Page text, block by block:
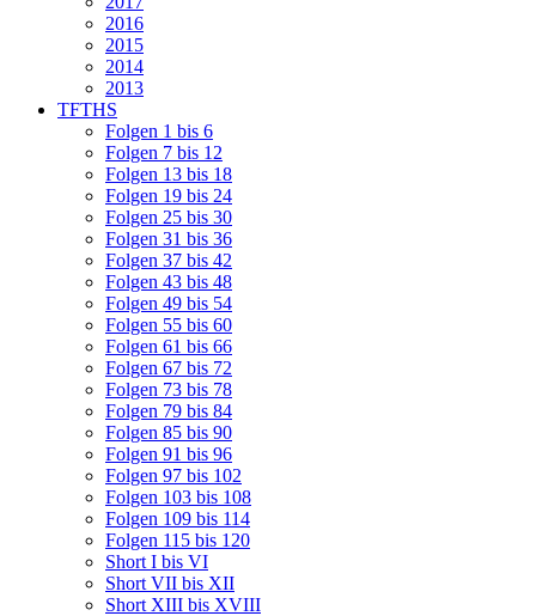
2016
2015
2014
2013
TFTHS
Folgen 1 bis 6
Folgen 7 bis 12
Folgen 13 bis 18
Folgen 19 bis 24
Folgen 25 bis 30
Folgen 31 bis 36
Folgen 37 bis 42
Folgen 43 bis 48
Folgen 49 bis 54
Folgen 55 bis 60
Folgen 61 bis 66
Folgen 67 bis 72
Folgen 73 bis 78
Folgen 79 bis 84
Folgen 85 bis 90
Folgen 91 bis 96
Folgen 97 bis 102
Folgen 103 bis 108
Folgen 109 bis 114
Folgen 115 bis 120
Short I bis VI
Short VII bis XII
Short XIII bis XVIII